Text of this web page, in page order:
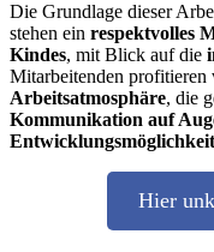
Die Grundlage dieser
stehen ein respektvolles
Kindes, mit Blick auf die
Mitarbeitenden profitieren
Arbeitsatmosphäre, die
Kommunikation auf
Hier